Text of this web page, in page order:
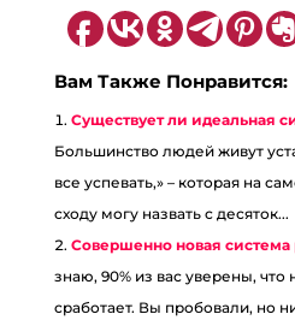
Вам Также Понравится:
Существует ли идеальная
Большинство людей живут
все успевать,» – которая на
сходу могу назвать с десяток...
Совершенно новая система
знаю, 90% из вас уверены, что
сработает. Вы пробовали, но